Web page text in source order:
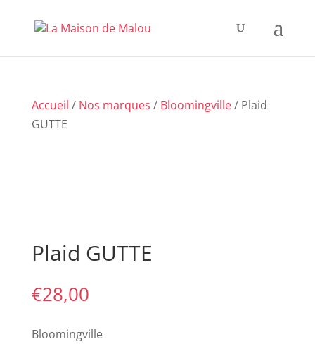
Accueil / Nos marques / Bloomingville/ Plaid
GUTTE
Plaid GUTTE
€28,00
Bloomingville